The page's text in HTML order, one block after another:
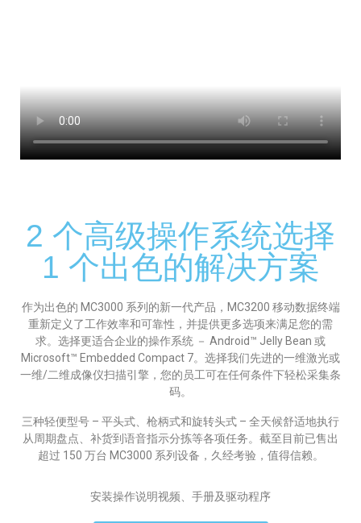
2 个高级操作系统选择
1 个出色的解决方案
作为出色的 MC3000 系列的新一代产品，MC3200 移动数据终端
重新定义了工作效率和可靠性，并提供更多选项来满足您的需
求。选择更适合企业的操作系统 － Android™ Jelly Bean 或
Microsoft™ Embedded Compact 7。选择我们先进的一维激光或
一维/二维成像仪扫描引擎，您的员工可在任何条件下轻松采集条
码。
三种轻便型号 – 平头式、枪柄式和旋转头式 – 全天候舒适地执行
从周期盘点、补货到语音指示分拣等各项任务。截至目前已售出
超过 150 万台 MC3000 系列设备，久经考验，值得信赖。
安装操作说明视频、手册及驱动程序